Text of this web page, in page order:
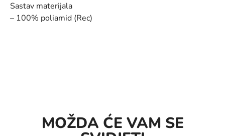
Sastav materijala
– 100% poliamid (Rec)
MOŽDA ĆE VAM SE